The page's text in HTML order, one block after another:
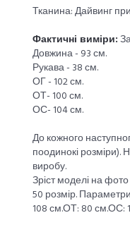
Тканина: Дайвинг
Фактичні виміри:
Довжина - 93 см.
Рукава - 38 см.
ОГ - 102 см.
ОТ- 100 см.
ОС- 104 см.
До кожного
поодинокі розміри).
виробу.
Зріст моделі на
50 розмір.
108 см.ОТ: 80 см.ОС: